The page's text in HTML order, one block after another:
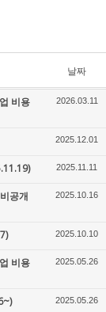
날짜
비용
2026.03.11
2025.12.01
2025.11.11
공개
2025.10.16
2025.10.10
비용
2025.05.26
2025.05.26